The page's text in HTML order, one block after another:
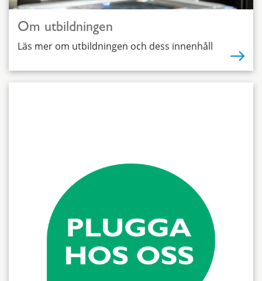
Om utbildningen
Läs mer om utbildningen och dess innenhåll